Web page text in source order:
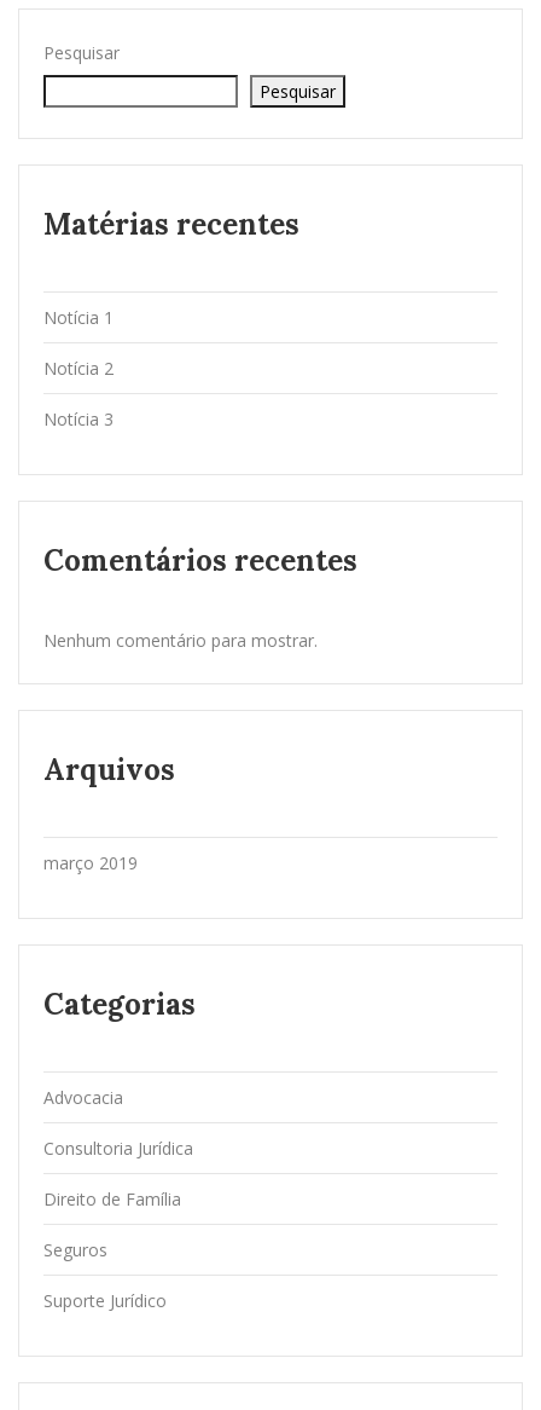
Pesquisar
Pesquisar
Matérias recentes
Notícia 1
Notícia 2
Notícia 3
Comentários recentes
Nenhum comentário para mostrar.
Arquivos
março 2019
Categorias
Advocacia
Consultoria Jurídica
Direito de Família
Seguros
Suporte Jurídico